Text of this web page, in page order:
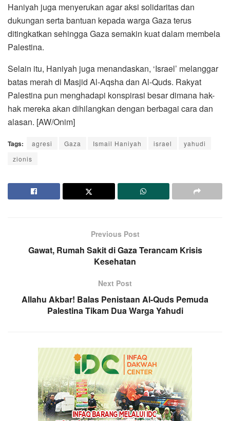
Haniyah juga menyerukan agar aksi solidaritas dan
dukungan serta bantuan kepada warga Gaza terus
ditingkatkan sehingga Gaza semakin kuat dalam membela
Palestina.
Selain itu, Haniyah juga menandaskan, ‘Israel’ melanggar
batas merah di Masjid Al-Aqsha dan Al-Quds. Rakyat
Palestina pun menghadapi konspirasi besar dimana hak-
hak mereka akan dihilangkan dengan berbagai cara dan
alasan. [AW/Onim]
Tags: agresi Gaza Ismail Haniyah israel
yahudi
zionis
Previous Post
Gawat, Rumah Sakit di Gaza Terancam Krisis
Kesehatan
Next Post
Allahu Akbar! Balas Penistaan Al-Quds Pemuda
Palestina Tikam Dua Warga Yahudi